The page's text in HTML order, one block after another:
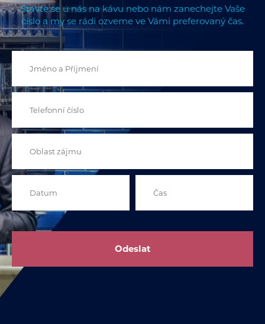
Stavte se u nás na kávu nebo nám zanechejte Vaše
číslo a my se rádi ozveme ve Vámi preferovaný čas.